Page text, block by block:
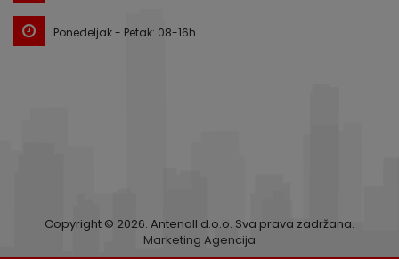
Ponedeljak - Petak: 08-16h
Copyright © 2026. Antenall d.o.o. Sva prava zadržana.
Marketing Agencija